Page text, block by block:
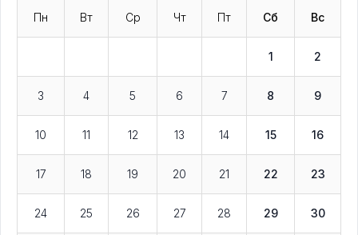
Пн Вт Ср Чт Пт Сб Вс
1 2
3 4 5 6 7 8 9
10 11 12 13 14 15 16
17 18 19 20 21 22 23
24 25 26 27 28 29 30